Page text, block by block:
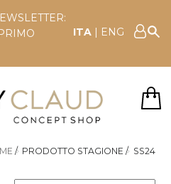
ITA | ENG
/ PRODOTTO STAGIONE / SS24